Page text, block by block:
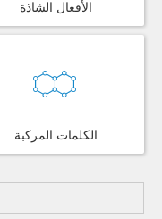
الأفعال الشاذة
الكلمات المركبة